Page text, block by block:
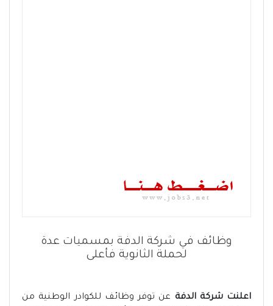
وظائف في شركة الدفة بمسميات عدة
لحملة الثانوية فأعلى
اعلنت شركة الدفة عن توفر وظائف للكوادر الوطنية من